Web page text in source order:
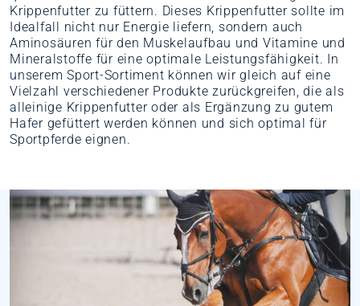
Krippenfutter zu füttern. Dieses Krippenfutter sollte im
Idealfall nicht nur Energie liefern, sondern auch
Aminosäuren für den Muskelaufbau und Vitamine und
Mineralstoffe für eine optimale Leistungsfähigkeit. In
unserem Sport-Sortiment können wir gleich auf eine
Vielzahl verschiedener Produkte zurückgreifen, die als
alleinige Krippenfutter oder als Ergänzung zu gutem
Hafer gefüttert werden können und sich optimal für
Sportpferde eignen.